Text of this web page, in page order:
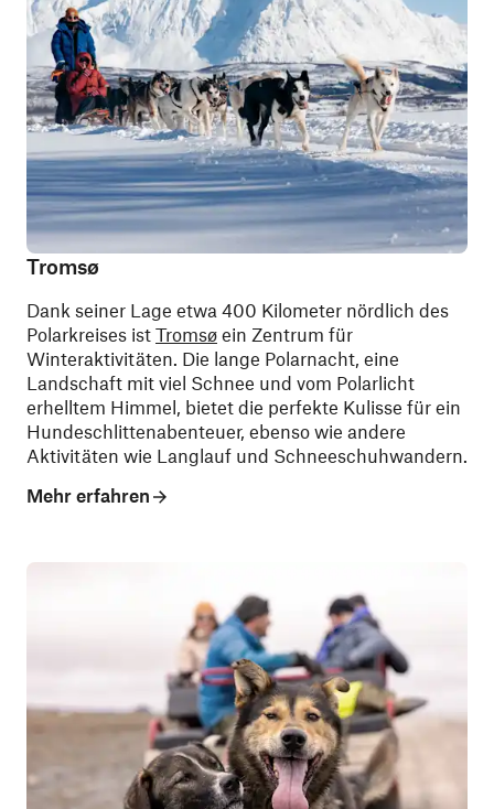
Tromsø
Dank seiner Lage etwa 400 Kilometer nördlich des
Polarkreises ist Tromsø ein Zentrum für
Winteraktivitäten. Die lange Polarnacht, eine
Landschaft mit viel Schnee und vom Polarlicht
erhelltem Himmel, bietet die perfekte Kulisse für ein
Hundeschlittenabenteuer, ebenso wie andere
Aktivitäten wie Langlauf und Schneeschuhwandern.
Mehr erfahren